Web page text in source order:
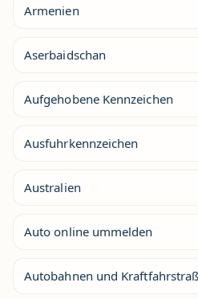
Armenien
Aserbaidschan
Aufgehobene Kennzeichen
Ausfuhrkennzeichen
Australien
Auto online ummelden
Autobahnen und